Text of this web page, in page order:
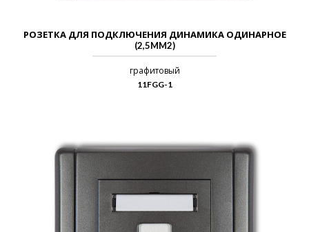
РОЗЕТКА ДЛЯ ПОДКЛЮЧЕНИЯ ДИНАМИКА ОДИНАРНОЕ
(2,5MM2)
графитовый
11FGG-1